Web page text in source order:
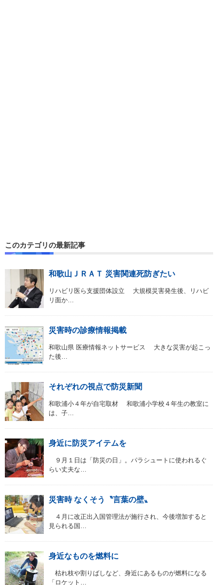
このカテゴリの最新記事
和歌山ＪＲＡＴ 災害関連死防ぎたい
リハビリ医ら支援団体設立 大規模災害発生後、リハビ
リ面か…
災害時の診療情報掲載
和歌山県 医療情報ネットサービス 大きな災害が起こっ
た後…
それぞれの視点で防災新聞
和歌浦小４年が自宅取材 和歌浦小学校４年生の教室に
は、子…
身近に防災アイテムを
９月１日は「防災の日」。パラシュートに使われるぐ
らい丈夫な…
災害時 なくそう〝言葉の壁〟
４月に改正出入国管理法が施行され、今後増加すると
見られる国…
身近なものを燃料に
枯れ枝や割りばしなど、身近にあるものが燃料になる
「ロケット…